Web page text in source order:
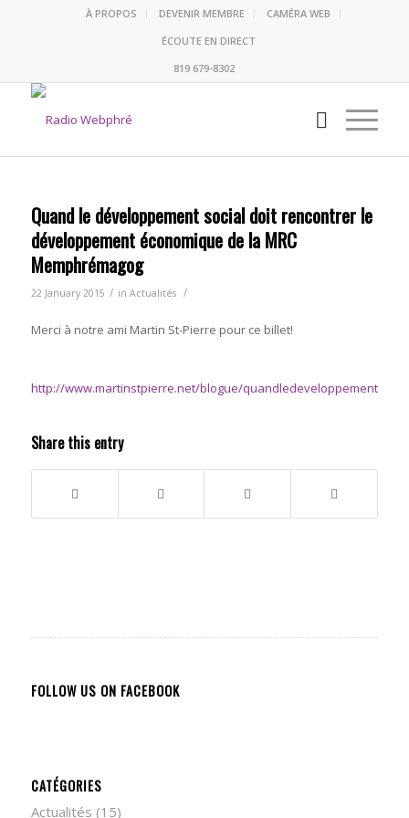
À PROPOS DEVENIR MEMBRE
CAMÉRA WEB
ÉCOUTE EN DIRECT
819 679-8302
Quand le développement social doit rencontrer le
développement économique de la MRC
Memphrémagog
22 January 2015 / in Actualités /
Merci à notre ami Martin St-Pierre pour ce billet!
http://www.martinstpierre.net/blogue/
Share this entry
FOLLOW US ON FACEBOOK
CATÉGORIES
Actualités (15)